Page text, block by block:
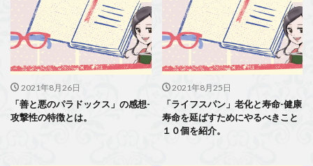
2021年8月26日
「善と悪のパラドックス」の感想-
攻撃性の特徴とは。
2021年8月25日
「ライフスパン」老化と寿命-健康
寿命を延ばすためにやるべきこと
１０個を紹介。